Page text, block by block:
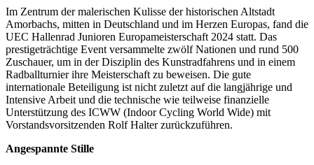
Im Zentrum der malerischen Kulisse der historischen Altstadt
Amorbachs, mitten in Deutschland und im Herzen Europas, fand die
UEC Hallenrad Junioren Europameisterschaft 2024 statt. Das
prestigeträchtige Event versammelte zwölf Nationen und rund 500
Zuschauer, um in der Disziplin des Kunstradfahrens und in einem
Radballturnier ihre Meisterschaft zu beweisen. Die gute
internationale Beteiligung ist nicht zuletzt auf die langjährige und
Intensive Arbeit und die technische wie teilweise finanzielle
Unterstützung des ICWW (Indoor Cycling World Wide) mit
Vorstandsvorsitzenden Rolf Halter zurückzuführen.
Angespannte Stille